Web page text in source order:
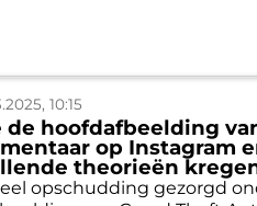
10:15
de hoofdafbeelding
op Instagram
theorieën
opschudding gezorgd